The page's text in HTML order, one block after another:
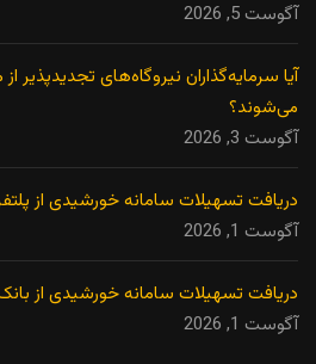
آگوست 5, 2026
آیا سرمایه‌گذاران نیروگاه‌های تجدیدپذیر
می‌شوند؟
آگوست 3, 2026
دریافت تسهیلات سامانه خورشیدی از
آگوست 1, 2026
دریافت تسهیلات سامانه خورشیدی از
آگوست 1, 2026